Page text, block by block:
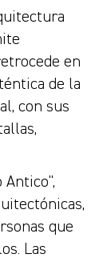
en
de la
con sus
Antico",
que
Las